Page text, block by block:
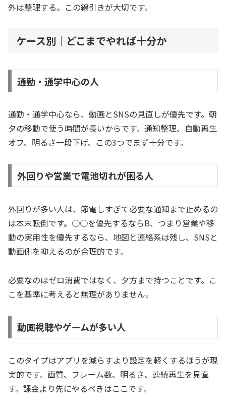
外は整理する。この線引きが大切です。
ケース別｜どこまでやれば十分か
通勤・通学中心の人
通勤・通学中心なら、動画とSNSの見直しが優先です。朝
夕の移動で使う時間が長いからです。通知整理、自動再生
オフ、明るさ一段下げ、この3つでまず十分です。
外回りや営業で電池切れが困る人
外回りが多い人は、節電しすぎて必要な通知まで止めるの
は本末転倒です。○○を優先するならB、つまり営業や移
動の実用性を優先するなら、地図と連絡系は残し、SNSと
動画側を抑えるのが合理的です。
必要なのはゼロ消費ではなく、夕方まで持つことです。こ
こを基準に考えると無理がありません。
動画視聴やゲームが多い人
このタイプはアプリを減らすより設定を軽くするほうが現
実的です。画質、フレーム数、明るさ、連続再生を見直
す。課金より先にやるべきはここです。